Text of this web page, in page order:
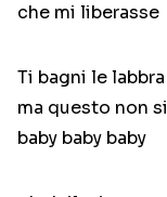
che mi liberasse
Ti bagni le
ma questo non
baby baby baby